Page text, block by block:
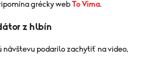
grécky web To Vima.
z hlbín
návštevu podarilo zachytiť na video,